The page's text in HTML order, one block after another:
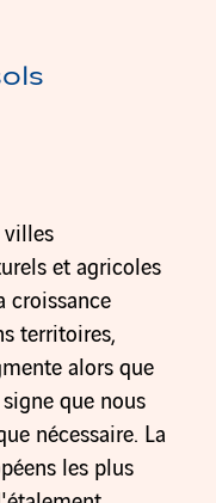
villes
et agricoles
croissance
territoires,
alors que
que nous
nécessaire. La
les plus